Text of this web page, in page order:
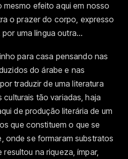
efeito aqui em nosso
o prazer do corpo, expresso
uma língua outra…
para casa pensando nas
do árabe e nas
traduzir de uma literatura
tão variadas, haja
de produção literária de um
que constituem o que se
onde se formaram substratos
na riqueza, ímpar,